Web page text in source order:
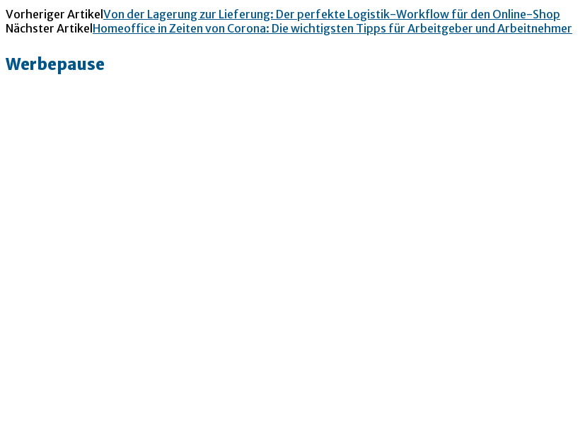
Vorheriger ArtikelVon der Lagerung zur Lieferung: Der perfekte Logistik-Workflow für den Online-Shop
Nächster ArtikelHomeoffice in Zeiten von Corona: Die wichtigsten Tipps für Arbeitgeber und Arbeitnehmer
Werbepause